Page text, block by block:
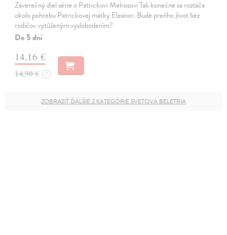
Záverečný diel série o Patrickovi Melrosovi Tak konečne sa roztáča
okolo pohrebu Patrickovej matky Eleanor. Bude preňho život bez
rodičov vytúženým vyslobodením?
Do 5 dní
14,16 €
14,90 € ?
ZOBRAZIŤ ĎALŠIE Z KATEGÓRIE SVETOVÁ BELETRIA